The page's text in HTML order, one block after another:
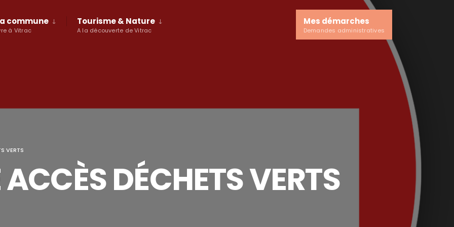
commune
à Vitrac
Tourisme & Nature
A la découverte de Vitrac
Mes démarches
Demandes administratives
VERTS
ACCÈS DÉCHETS VERTS